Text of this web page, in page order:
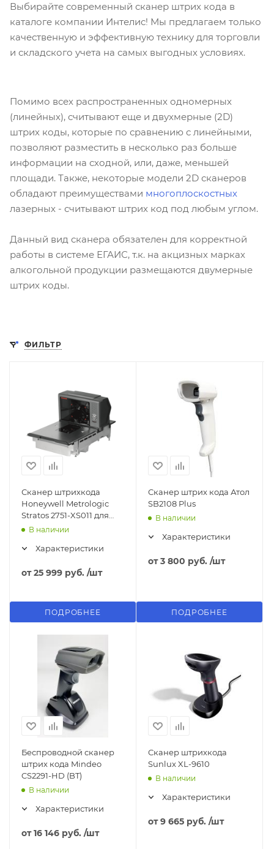
Выбирайте современный сканер штрих кода в
каталоге компании Интелис! Мы предлагаем только
качественную и эффективную технику для торговли
и складского учета на самых выгодных условиях.
Помимо всех распространенных одномерных
(линейных), считывают еще и двухмерные (2D)
штрих коды, которые по сравнению с линейными,
позволяют разместить в несколько раз больше
информации на сходной, или, даже, меньшей
площади. Также, некоторые модели 2D сканеров
обладают преимуществами многоплоскостных
лазерных - считывают штрих код под любым углом.
Данный вид сканера обязателен для корректной
работы в системе ЕГАИС, т.к. на акцизных марках
алкогольной продукции размещаются двумерные
штрих коды.
ФИЛЬТР
Сканер штрихкода
Honeywell Metrologic
Stratos 2751-XS011 для
ЕГАИС
В наличии
Характеристики
от25 999 руб. /шт
ПОДРОБНЕЕ
Сканер штрих кода Атол
SB2108 Plus
В наличии
Характеристики
от3 800 руб. /шт
ПОДРОБНЕЕ
Беспроводной сканер
штрих кода Mindeo
CS2291-HD (BT)
В наличии
Характеристики
от16 146 руб. /шт
Сканер штрихкода
Sunlux XL-9610
В наличии
Характеристики
от9 665 руб. /шт